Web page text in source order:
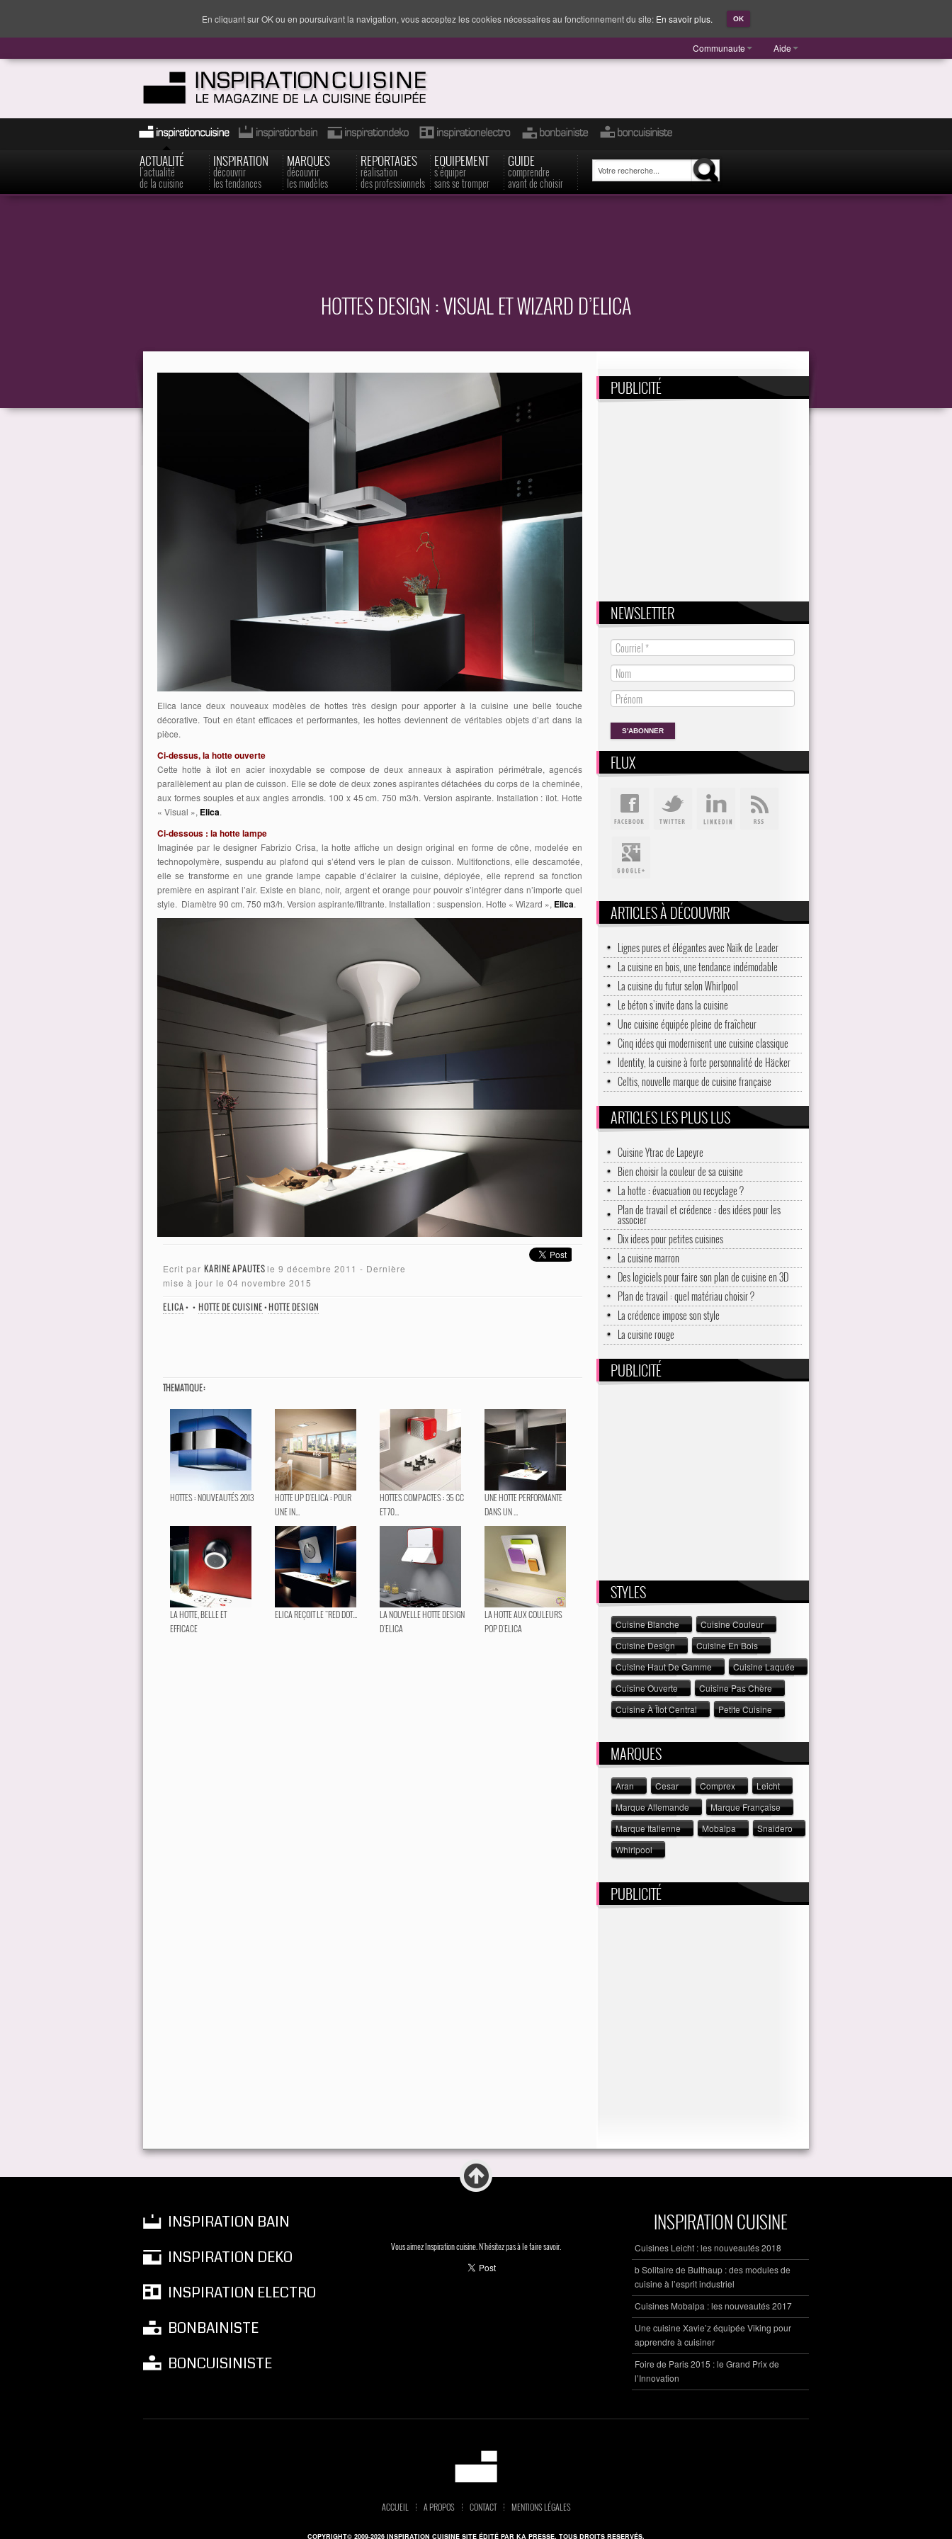
Communaute Aide
ACTUALITÉ
l'actualité
de la cuisine
INSPIRATION
découvrir
les tendances
MARQUES
découvrir
les modèles
REPORTAGES
réalisation
des professionnels
EQUIPEMENT
s'équiper
sans se tromper
GUIDE
comprendre
avant de choisir
HOTTES DESIGN : VISUAL ET WIZARD D’ELICA
Elica lance deux nouveaux modèles de hottes très design pour apporter à la cuisine une belle touche
décorative. Tout en étant efficaces et performantes, les hottes deviennent de véritables objets d’art dans la
pièce.
Ci-dessus, la hotte ouverte
Cette hotte à îlot en acier inoxydable se compose de deux anneaux à aspiration périmétrale, agencés
parallèlement au plan de cuisson. Elle se dote de deux zones aspirantes détachées du corps de la cheminée,
aux formes souples et aux angles arrondis. 100 x 45 cm. 750 m3/h. Version aspirante. Installation : îlot. Hotte
« Visual », Elica.
Ci-dessous : la hotte lampe
Imaginée par le designer Fabrizio Crisa, la hotte affiche un design original en forme de cône, modelée en
technopolymère, suspendu au plafond qui s’étend vers le plan de cuisson. Multifonctions, elle descamotée,
elle se transforme en une grande lampe capable d’éclairer la cuisine, déployée, elle reprend sa fonction
première en aspirant l’air. Existe en blanc, noir, argent et orange pour pouvoir s’intégrer dans n’importe quel
style. Diamètre 90 cm. 750 m3/h. Version aspirante/filtrante. Installation : suspension. Hotte « Wizard », Elica.
Ecrit par KARINE APAUTES le 9 décembre 2011 - Dernière
mise à jour le 04 novembre 2015
ELICA• • HOTTE DE CUISINE•HOTTE DESIGN
THEMATIQUE :
HOTTES : NOUVEAUTÉS 2013
HOTTE UP D'ELICA : POUR
UNE IN...
HOTTES COMPACTES : 35 CC
ET 70...
UNE HOTTE PERFORMANTE
DANS UN ...
LA HOTTE, BELLE ET
EFFICACE
ELICA REÇOIT LE "RED DOT...
LA NOUVELLE HOTTE DESIGN
D'ELICA
LA HOTTE AUX COULEURS
POP D'ELICA
PUBLICITÉ
NEWSLETTER
FLUX
ARTICLES À DÉCOUVRIR
Lignes pures et élégantes avec Naïk de Leader
La cuisine en bois, une tendance indémodable
La cuisine du futur selon Whirlpool
Le béton s’invite dans la cuisine
Une cuisine équipée pleine de fraîcheur
Cinq idées qui modernisent une cuisine classique
Identity, la cuisine à forte personnalité de Häcker
Celtis, nouvelle marque de cuisine française
ARTICLES LES PLUS LUS
Cuisine Ytrac de Lapeyre
Bien choisir la couleur de sa cuisine
La hotte : évacuation ou recyclage ?
Plan de travail et crédence : des idées pour les
associer
Dix idees pour petites cuisines
La cuisine marron
Des logiciels pour faire son plan de cuisine en 3D
Plan de travail : quel matériau choisir ?
La crédence impose son style
La cuisine rouge
PUBLICITÉ
STYLES
Cuisine Blanche
Cuisine Couleur
Cuisine Design
Cuisine En Bois
Cuisine Haut De Gamme
Cuisine Laquée
Cuisine Ouverte
Cuisine Pas Chère
Cuisine À Îlot Central
Petite Cuisine
MARQUES
Aran Cesar Comprex
Leicht
Marque Allemande
Marque Française
Marque Italienne
Mobalpa
Snaidero
Whirlpool
PUBLICITÉ
INSPIRATION BAIN
INSPIRATION DEKO
INSPIRATION ELECTRO
BONBAINISTE
BONCUISINISTE
Vous aimez Inspiration cuisine. N'hésitez pas à le faire savoir.
INSPIRATION CUISINE
Cuisines Leicht : les nouveautés 2018
b Solitaire de Bulthaup : des modules de
cuisine à l’esprit industriel
Cuisines Mobalpa : les nouveautés 2017
Une cuisine Xavie’z équipée Viking pour
apprendre à cuisiner
Foire de Paris 2015 : le Grand Prix de
l’Innovation
ACCUEIL A PROPOS CONTACT MENTIONS LÉGALES
COPYRIGHT© 2009-2026 INSPIRATION CUISINE SITE ÉDITÉ PAR KA PRESSE. TOUS DROITS RESERVÉS.
En cliquant sur OK ou en poursuivant la navigation, vous acceptez les cookies nécessaires au fonctionnement du site: En savoir plus. OK